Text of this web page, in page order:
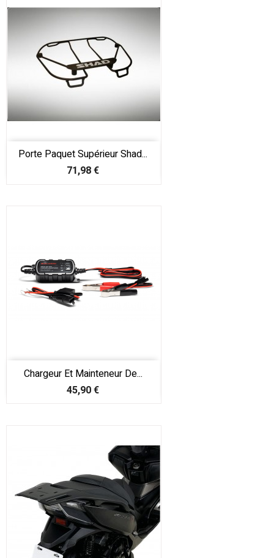
Porte Paquet Supérieur Shad...
Prix
71,98 €
Chargeur Et Mainteneur De...
Prix
45,90 €